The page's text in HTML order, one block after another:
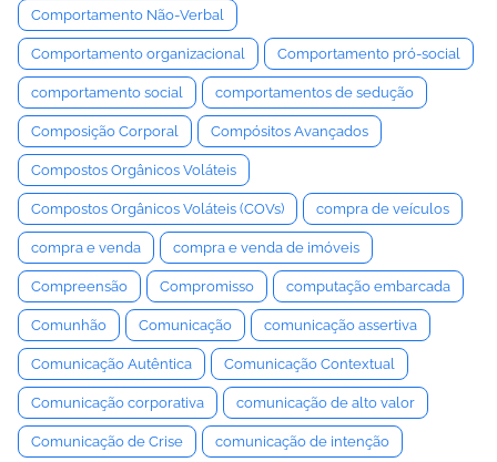
Comportamento Não-Verbal
Comportamento organizacional Comportamento pró-social
comportamento social comportamentos de sedução
Composição Corporal Compósitos Avançados
Compostos Orgânicos Voláteis
Compostos Orgânicos Voláteis (COVs) compra de veículos
compra e venda compra e venda de imóveis
Compreensão Compromisso computação embarcada
Comunhão Comunicação comunicação assertiva
Comunicação Autêntica Comunicação Contextual
Comunicação corporativa comunicação de alto valor
Comunicação de Crise comunicação de intenção